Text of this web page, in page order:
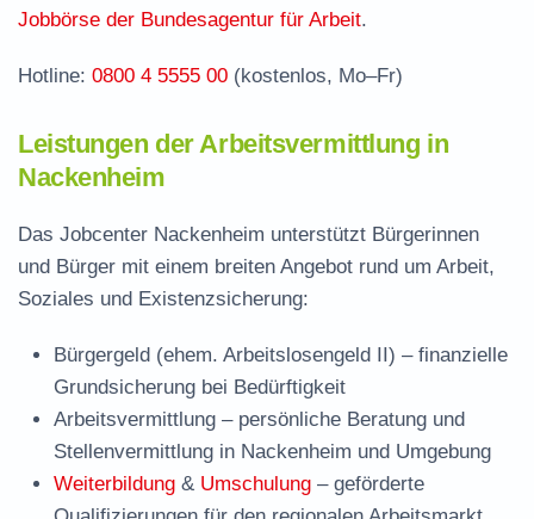
Jobbörse der Bundesagentur für Arbeit.
Hotline: 0800 4 5555 00 (kostenlos, Mo–Fr)
Leistungen der Arbeitsvermittlung in
Nackenheim
Das Jobcenter Nackenheim unterstützt Bürgerinnen
und Bürger mit einem breiten Angebot rund um Arbeit,
Soziales und Existenzsicherung:
Bürgergeld (ehem. Arbeitslosengeld II) – finanzielle
Grundsicherung bei Bedürftigkeit
Arbeitsvermittlung – persönliche Beratung und
Stellenvermittlung in Nackenheim und Umgebung
Weiterbildung & Umschulung – geförderte